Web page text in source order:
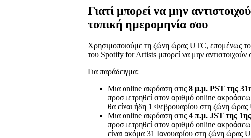
Γιατί μπορεί να μην
τοπική ημερομηνία σου
Χρησιμοποιούμε τη ζώνη ώρας UTC, επομένως το
του Spotify for Artists μπορεί να μην
Για παράδειγμα:
Μια online ακρόαση στις 8 μ.μ. PST της
προσμετρηθεί στον αριθμό online
θα είναι ήδη 1 Φεβρουαρίου στη ζώνη ώρας
Μια online ακρόαση στις 4 π.μ. JST της
προσμετρηθεί στον αριθμό online
είναι ακόμα 31 Ιανουαρίου στη ζώνη ώρας